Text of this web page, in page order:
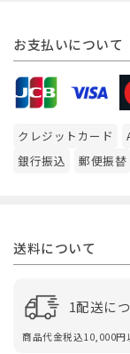
お支払いについて
クレジットカード
銀行振込
郵便振替
送料について
1配送に
商品代金税込10,000円